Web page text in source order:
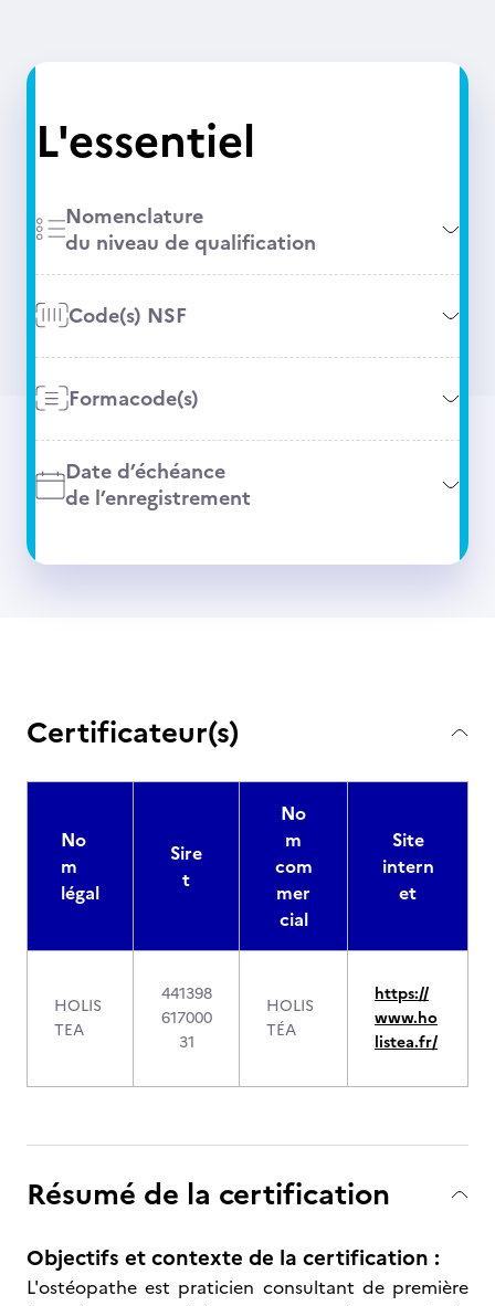
L'essentiel
Nomenclature
du niveau de qualification
Code(s) NSF
Formacode(s)
Date d’échéance
de l’enregistrement
Certificateur(s)
No
m
légal
Sire
t
No
m
com
mer
cial
Site
intern
et
HOLIS
TEA
441398
617000
31
HOLIS
TÉA
https://
www.ho
listea.fr/
Résumé de la certification
Objectifs et contexte de la certification :
L'ostéopathe est praticien consultant de première